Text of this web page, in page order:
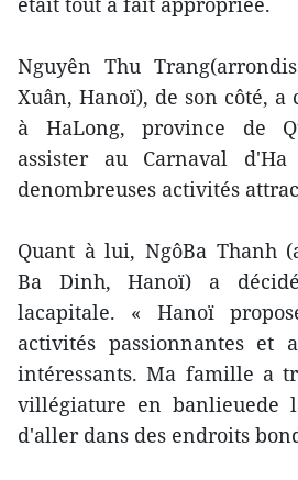
Nguyên Thu
Xuân, Hanoï), de son côté, a
à HaLong, province de
assister au Carnaval
denombreuses activités
Quant à lui, NgôBa Thanh
Ba Dinh, Hanoï) a
lacapitale. « Hanoï
activités passionnantes et
intéressants. Ma famille a
villégiature en banlieuede
d'aller dans des endroits